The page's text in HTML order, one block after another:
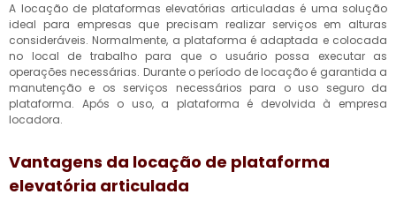
A locação de plataformas elevatórias articuladas é uma solução
ideal para empresas que precisam realizar serviços em alturas
consideráveis. Normalmente, a plataforma é adaptada e colocada
no local de trabalho para que o usuário possa executar as
operações necessárias. Durante o período de locação é garantida a
manutenção e os serviços necessários para o uso seguro da
plataforma. Após o uso, a plataforma é devolvida à empresa
locadora.
Vantagens da locação de plataforma
elevatória articulada